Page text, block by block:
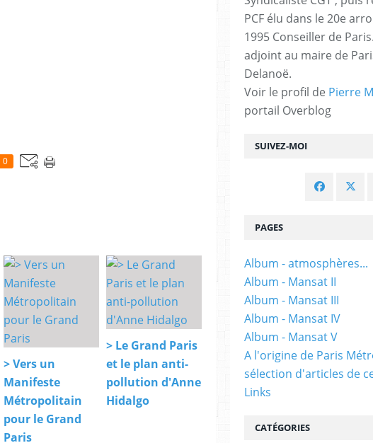
0
> Vers un
Manifeste
Métropolitain
pour le Grand
Paris
> Le Grand Paris
et le plan anti-
pollution d'Anne
Hidalgo
SUIVEZ-MOI
PCF élu dans le 20e
1995 Conseiller de
adjoint au maire de
Delanoë.
Voir le profil de Pierre
portail Overblog
PAGES
Album - atmosphères...
Album - Mansat II
Album - Mansat III
Album - Mansat IV
Album - Mansat V
A l'origine de Paris
sélection d'articles de
Links
CATÉGORIES